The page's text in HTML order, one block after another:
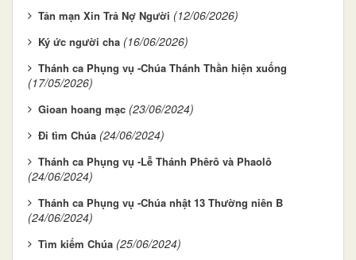
Tản mạn Xin Trả Nợ Người (12/06/2026)
Ký ức người cha (16/06/2026)
Thánh ca Phụng vụ -Chúa Thánh Thần hiện xuống
(17/05/2026)
Gioan hoang mạc (23/06/2024)
Đi tìm Chúa (24/06/2024)
Thánh ca Phụng vụ -Lễ Thánh Phêrô và Phaolô
(24/06/2024)
Thánh ca Phụng vụ -Chúa nhật 13 Thường niên B
(24/06/2024)
Tìm kiếm Chúa (25/06/2024)